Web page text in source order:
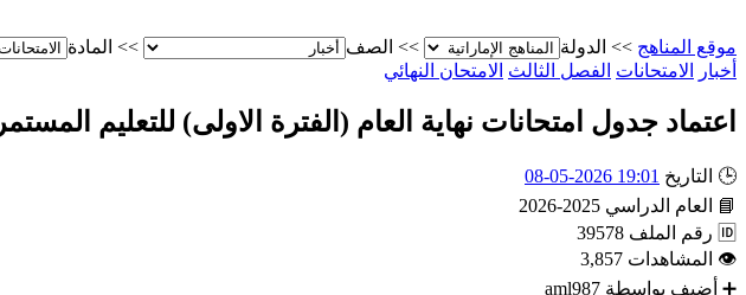
موقع المناهج >> الدولة >> الصف >> المادة
أخبار
الامتحانات الفصل الثالث الامتحان النهائي
اعتماد جدول امتحانات نهاية العام (الفترة الاولى) للتعليم المستمر
🕒 التاريخ 19:01 2026-05-08
📘
العام الدراسي 2025-2026
🆔 رقم الملف 39578
👁 المشاهدات 3,857
➕ أضيف بواسطة aml987